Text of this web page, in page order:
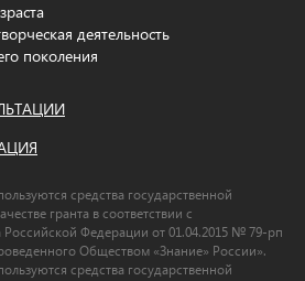
деятельность
поколения
средства государственной
гранта в соответствии c
Федерации от 01.04.2015 № 79-рп
Обществом «Знание» России».
средства государственной